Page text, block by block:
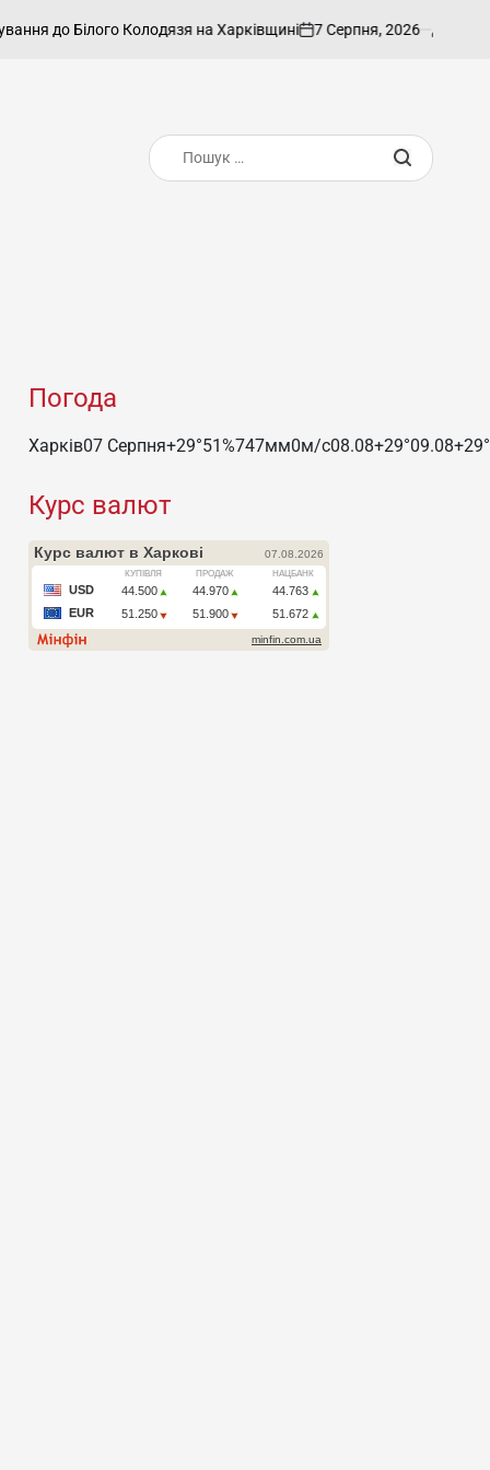
Білого Колодязя на Харківщині
on
7 Серпня, 2026
Опубліковано
admin
Пошук:
Погода
Харків07 Серпня+29°51%747мм0м/c08.08+29°09.08+29°
Курс валют